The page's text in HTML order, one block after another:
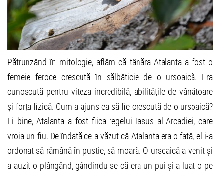
Pătrunzând în mitologie, aflăm că tânăra Atalanta a fost o
femeie feroce crescută în sălbăticie de o ursoaică. Era
cunoscută pentru viteza incredibilă, abilitățile de vânătoare
și forța fizică. Cum a ajuns ea să fie crescută de o ursoaică?
Ei bine, Atalanta a fost fiica regelui Iasus al Arcadiei, care
vroia un fiu. De îndată ce a văzut că Atalanta era o fată, el i-a
ordonat să rămână în pustie, să moară. O ursoaică a venit și
a auzit-o plângând, gândindu-se că era un pui și a luat-o pe